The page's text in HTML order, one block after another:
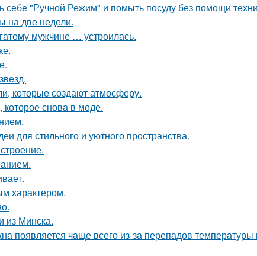
себе "Ручной Режим" и помыть посуду без помощи
на две недели.
мужчине … устроилась.
которые создают атмосферу.
которое снова в моде.
для стильного и уютного пространства.
характером.
из Минска.
появляется чаще всего из-за перепадов